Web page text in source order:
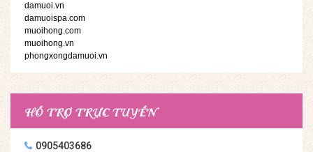
damuoi.vn
damuoispa.com
muoihong.com
muoihong.vn
phongxongdamuoi.vn
HỖ TRỢ TRỰC TUYẾN
0905403686